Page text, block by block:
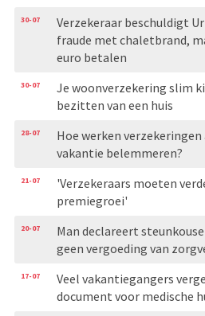
30-07
Verzekeraar beschuldigt
fraude met chaletbrand,
euro betalen
30-07
Je woonverzekering slim
bezitten van een huis
28-07
Hoe werken
vakantie belemmeren?
21-07
'Verzekeraars moeten
premiegroei'
20-07
Man declareert
geen vergoeding van
17-07
Veel vakantiegangers
document voor medische